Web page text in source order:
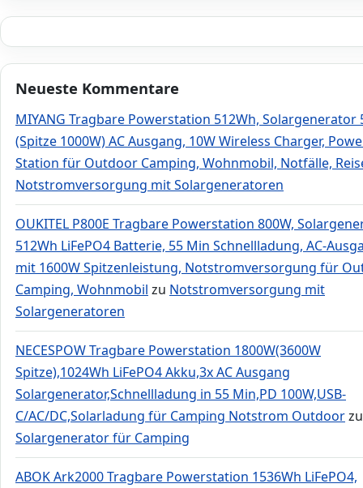
Neueste Kommentare
MIYANG Tragbare Powerstation 512Wh, Solargenerator
(Spitze 1000W) AC Ausgang, 10W Wireless Charger,
Station für Outdoor Camping, Wohnmobil, Notfälle,
Notstromversorgung mit Solargeneratoren
OUKITEL P800E Tragbare Powerstation 800W,
512Wh LiFePO4 Batterie, 55 Min Schnellladung, AC-
mit 1600W Spitzenleistung, Notstromversorgung für
Camping, Wohnmobil zu Notstromversorgung mit
Solargeneratoren
NECESPOW Tragbare Powerstation 1800W(3600W
Spitze),1024Wh LiFePO4 Akku,3x AC Ausgang
Solargenerator,Schnellladung in 55 Min,PD 100W,USB-
C/AC/DC,Solarladung für Camping Notstrom Outdoorzu
Solargenerator für Camping
ABOK Ark2000 Tragbare Powerstation 1536Wh LiFePO4,